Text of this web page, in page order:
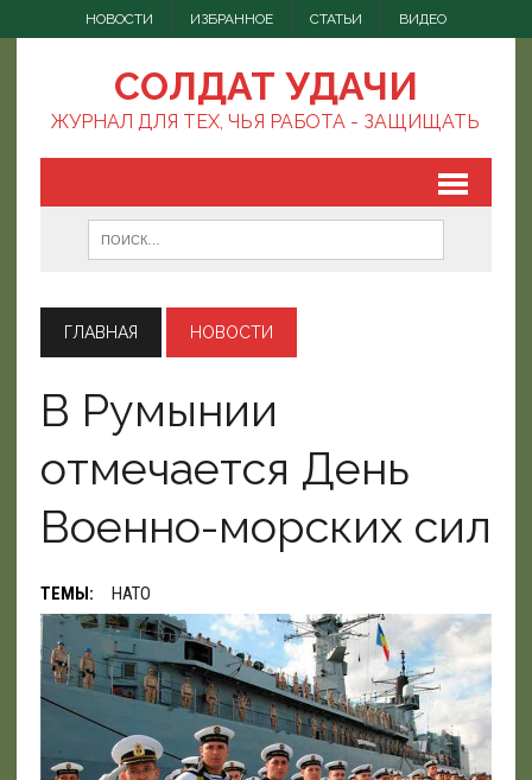
НОВОСТИ ИЗБРАННОЕ СТАТЬИ ВИДЕО
СОЛДАТ УДАЧИ
ЖУРНАЛ ДЛЯ ТЕХ, ЧЬЯ РАБОТА - ЗАЩИЩАТЬ
ГЛАВНАЯ НОВОСТИ
В Румынии
отмечается День
Военно-морских сил
ТЕМЫ: НАТО